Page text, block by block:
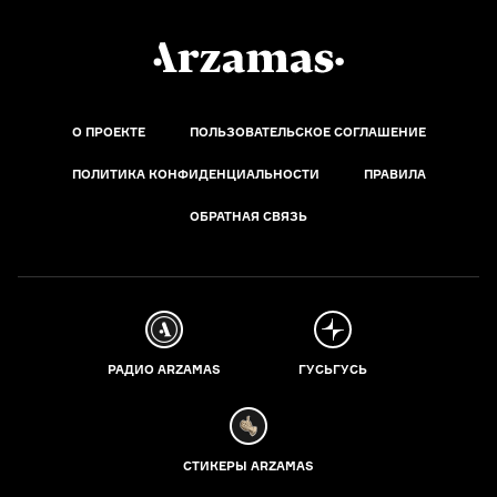
О ПРОЕКТЕ ПОЛЬЗОВАТЕЛЬСКОЕ СОГЛАШЕНИЕ
ПОЛИТИКА КОНФИДЕНЦИАЛЬНОСТИ ПРАВИЛА
ОБРАТНАЯ СВЯЗЬ
РАДИО ARZAMAS ГУСЬГУСЬ
СТИКЕРЫ ARZAMAS